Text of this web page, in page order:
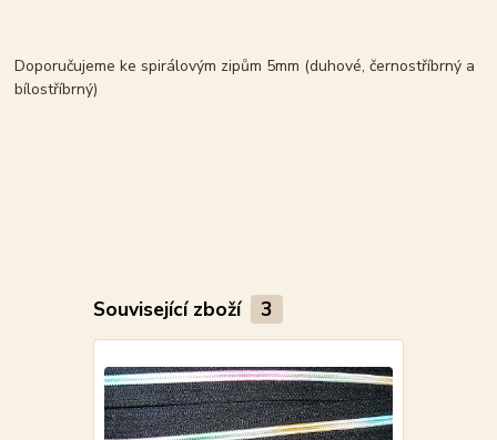
Doporučujeme ke spirálovým zipům 5mm (duhové, černostříbrný a
bílostříbrný)
Související zboží 3